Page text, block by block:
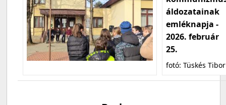
áldozatainak
emléknapja -
2026. február
25.
fotó: Tüskés Tibor